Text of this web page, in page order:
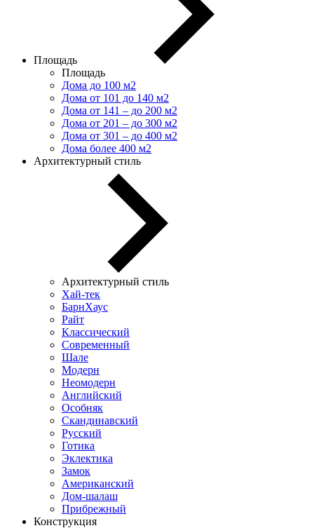
Площадь
Площадь
Дома до 100 м2
Дома от 101 до 140 м2
Дома от 141 – до 200 м2
Дома от 201 – до 300 м2
Дома от 301 – до 400 м2
Дома более 400 м2
Архитектурный стиль
Архитектурный стиль
Хай-тек
БарнХаус
Райт
Классический
Современный
Шале
Модерн
Неомодерн
Английский
Особняк
Скандинавский
Русский
Готика
Эклектика
Замок
Американский
Дом-шалаш
Прибрежный
Конструкция